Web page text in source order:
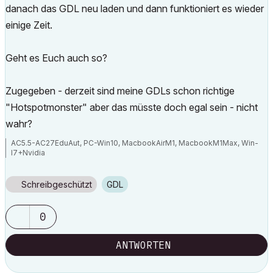
danach das GDL neu laden und dann funktioniert es wieder
einige Zeit.
Geht es Euch auch so?
Zugegeben - derzeit sind meine GDLs schon richtige
"Hotspotmonster" aber das müsste doch egal sein - nicht
wahr?
AC5.5-AC27EduAut, PC-Win10, MacbookAirM1, MacbookM1Max, Win-
I7+Nvidia
Schreibgeschützt GDL
0
ANTWORTEN